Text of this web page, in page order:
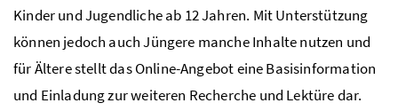
Kinder und Jugendliche ab 12 Jahren. Mit Unterstützung
können jedoch auch Jüngere manche Inhalte nutzen und
für Ältere stellt das Online-Angebot eine Basisinformation
und Einladung zur weiteren Recherche und Lektüre dar.